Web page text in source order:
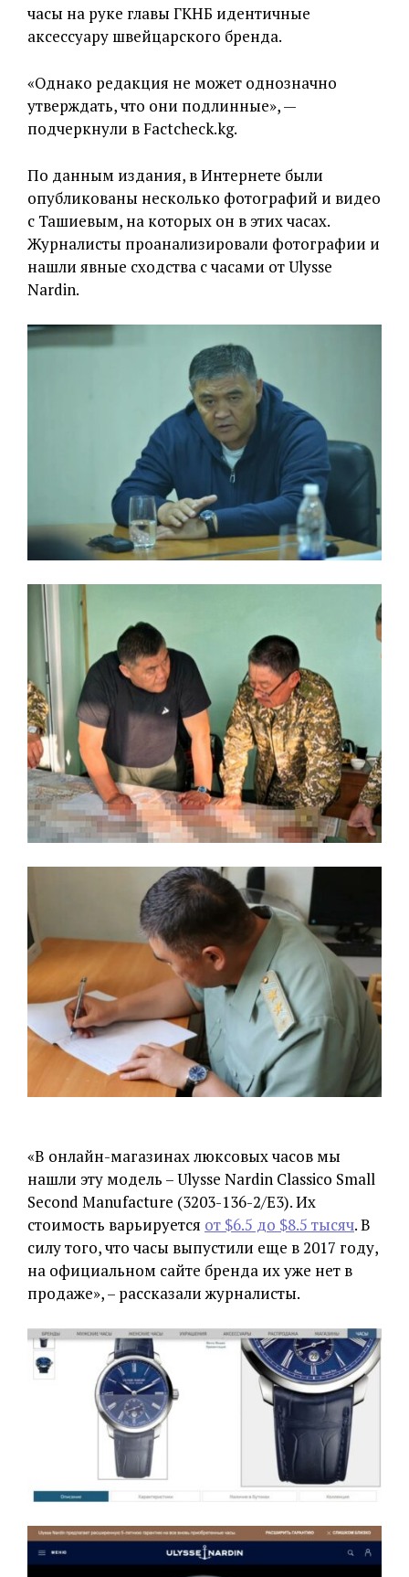
часы на руке главы ГКНБ идентичные
аксессуару швейцарского бренда.
«Однако редакция не может однозначно
утверждать, что они подлинные», —
подчеркнули в Factcheck.kg.
По данным издания, в Интернете были
опубликованы несколько фотографий и видео
с Ташиевым, на которых он в этих часах.
Журналисты проанализировали фотографии и
нашли явные сходства с часами от Ulysse
Nardin.
«В онлайн-магазинах люксовых часов мы
нашли эту модель – Ulysse Nardin Classico Small
Second Manufacture (3203-136-2/E3). Их
стоимость варьируется от $6.5 до $8.5 тысяч. В
силу того, что часы выпустили еще в 2017 году,
на официальном сайте бренда их уже нет в
продаже», – рассказали журналисты.